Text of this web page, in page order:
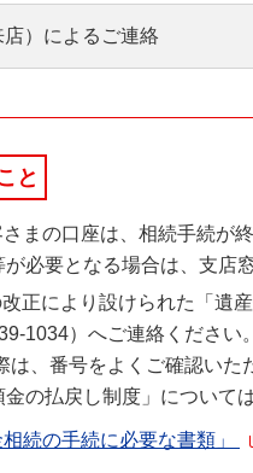
）によるご連絡
（月～金曜日 9:00～
ご了承ください。
番号をよくご確認いただ
の方は、お近くの支店に
と
まの口座は、相続手続が
必要となる場合は、支店
正により設けられた「遺
1034）へご連絡ください。
、番号をよくご確認いた
金の払戻し制度」について
続の手続に必要な書類」